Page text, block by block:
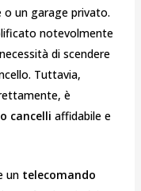
o un garage privato.
notevolmente
di scendere
Tuttavia,
è
cancelli affidabile e
un telecomando